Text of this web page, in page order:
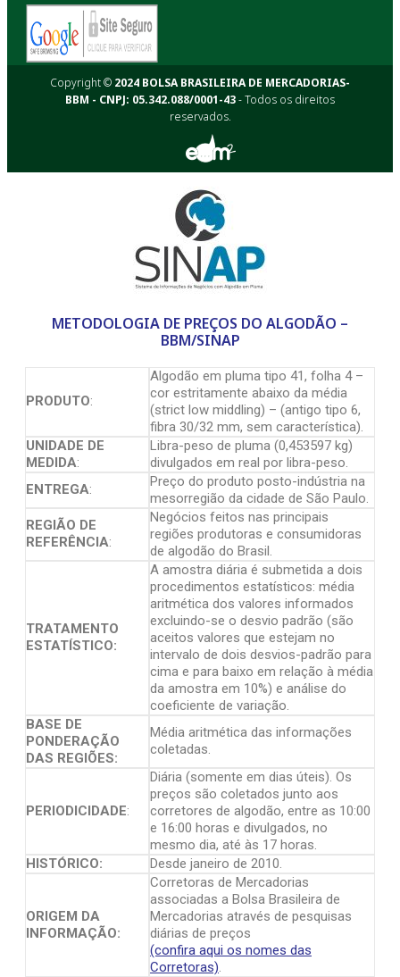
Copyright © 2024 BOLSA BRASILEIRA DE MERCADORIAS-
BBM - CNPJ: 05.342.088/0001-43- Todos os direitos
reservados.
METODOLOGIA DE PREÇOS DO ALGODÃO –
BBM/SINAP
PRODUTO:
Algodão em pluma tipo 41, folha 4 –
cor estritamente abaixo da média
(strict low middling) – (antigo tipo 6,
fibra 30/32 mm, sem característica).
UNIDADE DE
MEDIDA:
Libra-peso de pluma (0,453597 kg)
divulgados em real por libra-peso.
ENTREGA:
Preço do produto posto-indústria na
mesorregião da cidade de São Paulo.
REGIÃO DE
REFERÊNCIA:
Negócios feitos nas principais
regiões produtoras e consumidoras
de algodão do Brasil.
TRATAMENTO
ESTATÍSTICO:
A amostra diária é submetida a dois
procedimentos estatísticos: média
aritmética dos valores informados
excluindo-se o desvio padrão (são
aceitos valores que estejam no
intervalo de dois desvios-padrão para
cima e para baixo em relação à média
da amostra em 10%) e análise do
coeficiente de variação.
BASE DE
PONDERAÇÃO
DAS REGIÕES:
Média aritmética das informações
coletadas.
PERIODICIDADE:
Diária (somente em dias úteis). Os
preços são coletados junto aos
corretores de algodão, entre as 10:00
e 16:00 horas e divulgados, no
mesmo dia, até às 17 horas.
HISTÓRICO:
Desde janeiro de 2010.
ORIGEM DA
INFORMAÇÃO:
Corretoras de Mercadorias
associadas a Bolsa Brasileira de
Mercadorias através de pesquisas
diárias de preços
(confira aqui os nomes das
Corretoras).